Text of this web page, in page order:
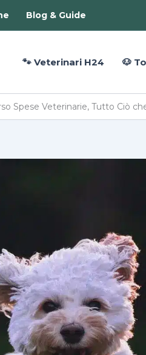
Blog & Guide
🐾 Veterinari H24 🐶
Spese Veterinarie, Tutto Ciò